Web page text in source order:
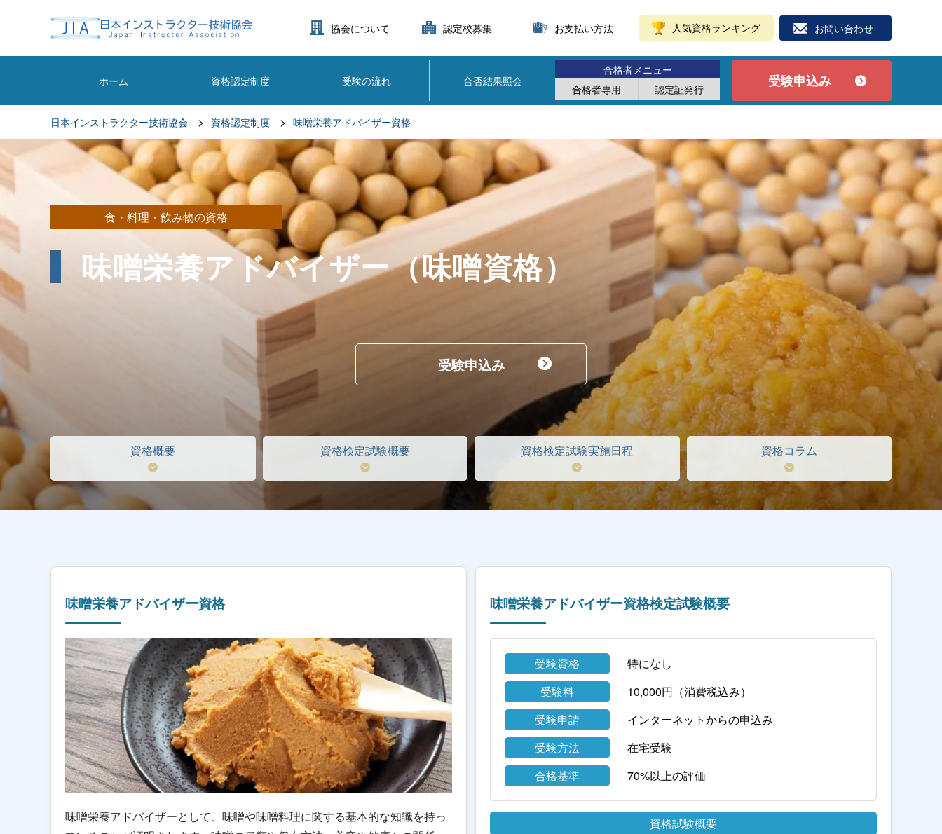
協会について 認定校募集 お支払い方法 人気資格ランキング お問い合わせ
ホーム 資格認定制度 受験の流れ 合否結果照会
合格者メニュー
合格者専用
認定証発行 受験申込み
日本インストラクター技術協会 > 資格認定制度 > 味噌栄養アドバイザー資格
食・料理・飲み物の資格
味噌栄養アドバイザー（味噌資格）
受験申込み
資格概要 資格検定試験概要 資格検定試験実施日程 資格コラム
味噌栄養アドバイザー資格
味噌栄養アドバイザーとして、味噌や味噌料理に関する基本的な知識を持っ
味噌栄養アドバイザー資格検定試験概要
受験資格
特になし
受験料
10,000円（消費税込み）
受験申請
インターネットからの申込み
受験方法
在宅受験
合格基準
70%以上の評価
資格試験概要